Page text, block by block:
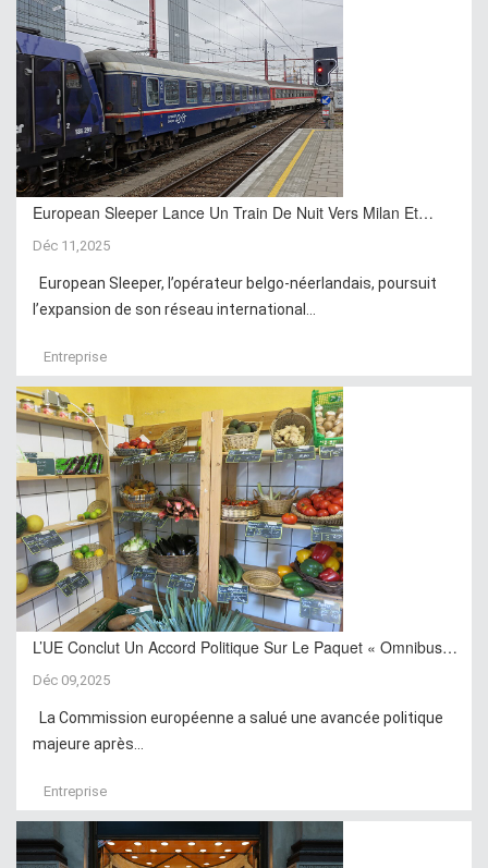
European Sleeper Lance Un Train De Nuit Vers Milan Et…
Déc 11,2025
European Sleeper, l’opérateur belgo-néerlandais, poursuit
l’expansion de son réseau international...
Entreprise
L’UE Conclut Un Accord Politique Sur Le Paquet « Omnibus…
Déc 09,2025
La Commission européenne a salué une avancée politique
majeure après...
Entreprise